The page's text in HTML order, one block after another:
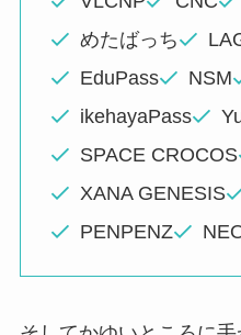
めたばっち
EduPass
NSM
ikehayaPass
SPACE CROCOS
XANA GENESIS
PENPENZ